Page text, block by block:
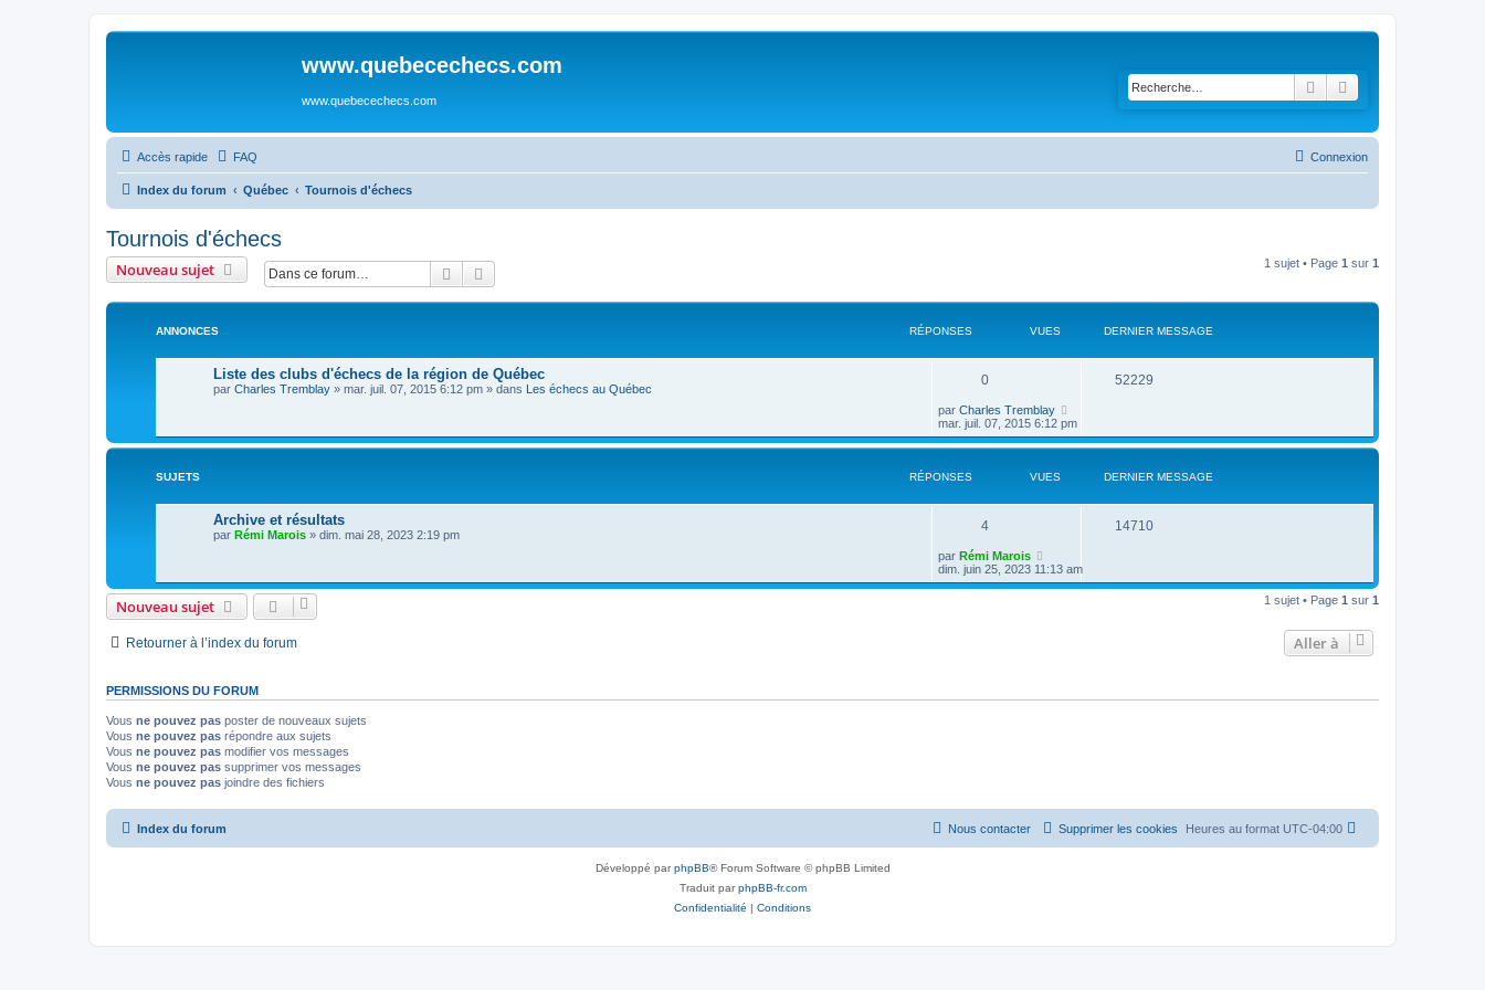
www.quebecechecs.com
www.quebecechecs.com
Rechercher
Accès rapide FAQ Connexion
Index du forum Québec Tournois d'échecs
Tournois d'échecs
Nouveau sujet Rechercher
1 sujet • Page 1 sur 1
ANNONCES RÉPONSES VUES DERNIER MESSAGE
Liste des clubs d'échecs de la région de Québec
par Charles Tremblay » mar. juil. 07, 2015 6:12 pm » dans Les échecs au Québec
0 52229
par Charles Tremblay
mar. juil. 07, 2015 6:12 pm
SUJETS RÉPONSES VUES DERNIER MESSAGE
Archive et résultats
par Rémi Marois » dim. mai 28, 2023 2:19 pm
4 14710
par Rémi Marois
dim. juin 25, 2023 11:13 am
Nouveau sujet 1 sujet • Page 1 sur 1
Retourner à l’index du forum Aller à
PERMISSIONS DU FORUM
Vous ne pouvez pas poster de nouveaux sujets
Vous ne pouvez pas répondre aux sujets
Vous ne pouvez pas modifier vos messages
Vous ne pouvez pas supprimer vos messages
Vous ne pouvez pas joindre des fichiers
Index du forum Heures au format UTC-04:00
Supprimer les cookies
Nous contacter
Développé parphpBB® Forum Software © phpBB Limited
Traduit parphpBB-fr.com
Confidentialité | Conditions